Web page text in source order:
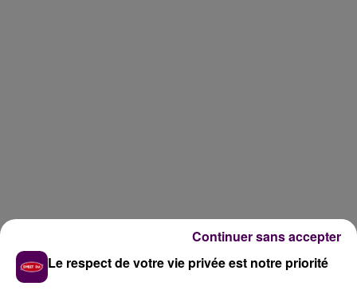
Le respect de votre vie privée est notre priorité
Continuer sans accepter